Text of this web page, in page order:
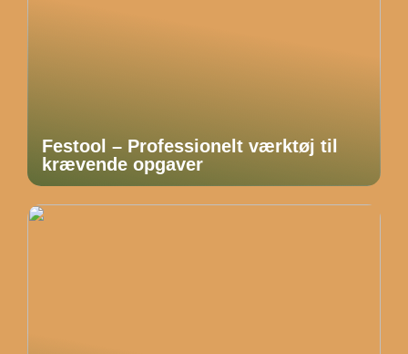
Festool – Professionelt værktøj til
krævende opgaver